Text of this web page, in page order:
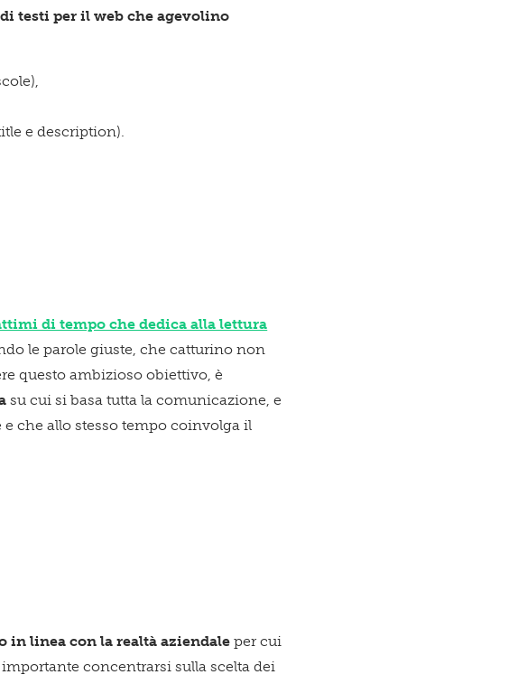
testi per il web che agevolino
e description).
di tempo che dedica alla lettura
le parole giuste, che catturino non
questo ambizioso obiettivo, è
su cui si basa tutta la comunicazione, e
che allo stesso tempo coinvolga il
linea con la realtà aziendale per cui
concentrarsi sulla scelta dei